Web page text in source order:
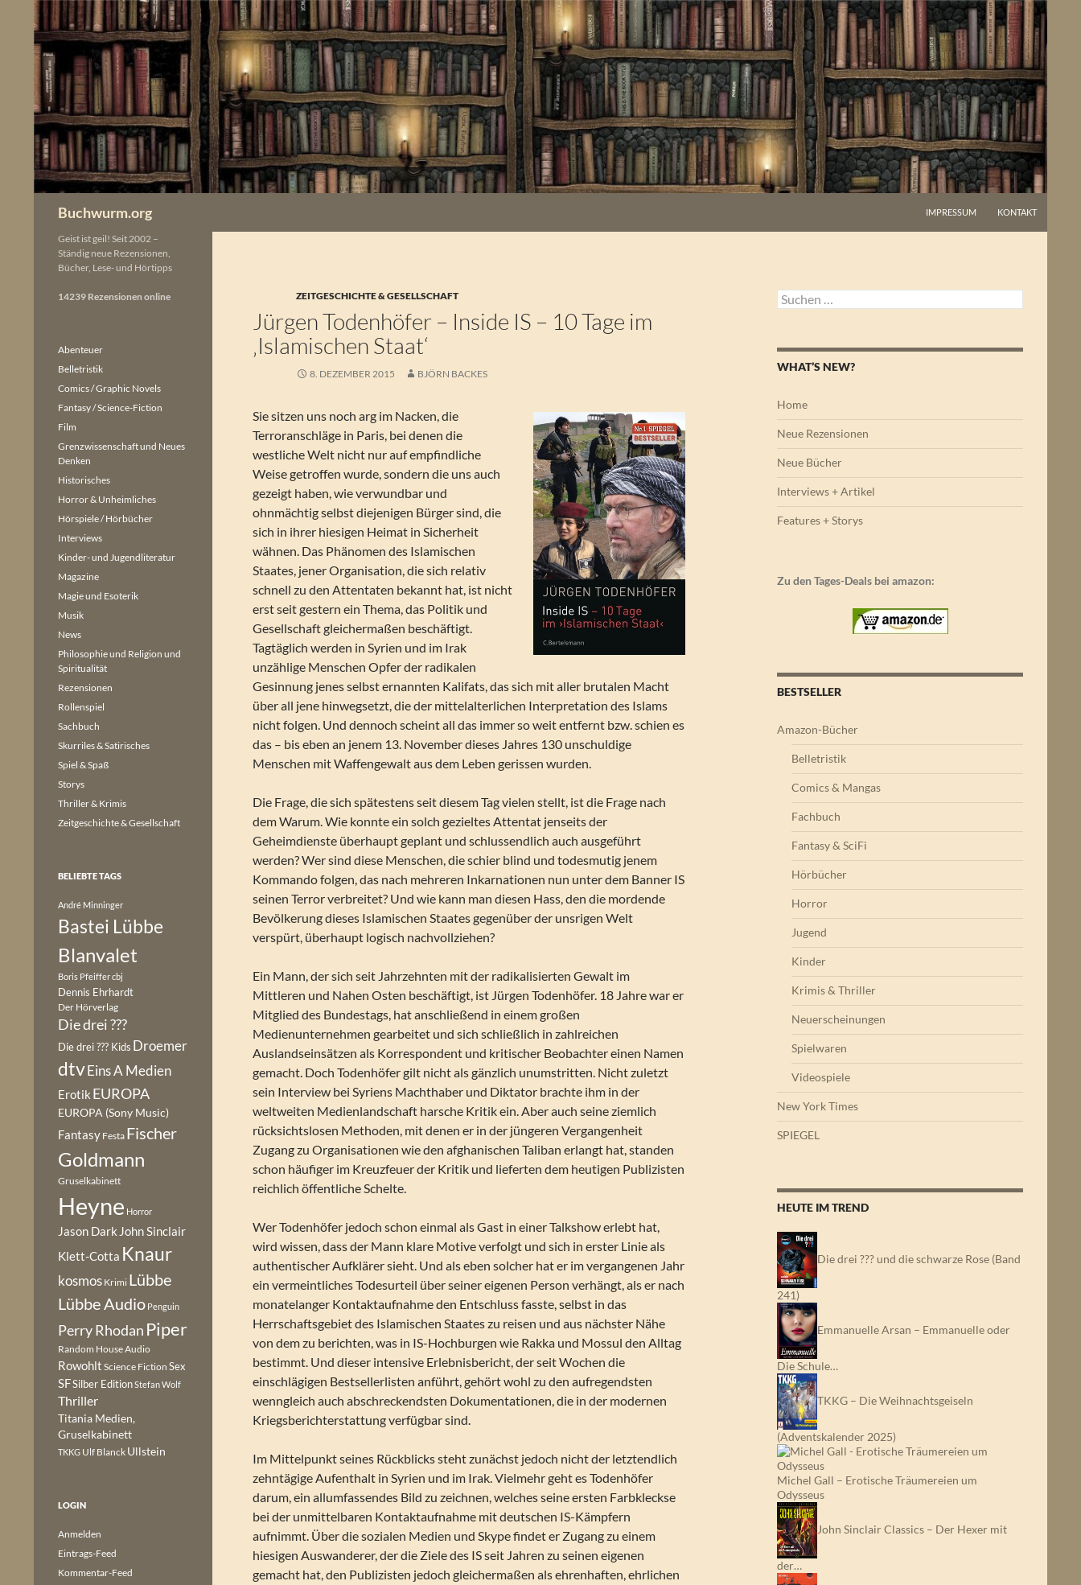
springen
Buchwurm.org IMPRESSUM KONTAKT
ZEITGESCHICHTE & GESELLSCHAFT
Jürgen Todenhöfer – Inside IS – 10 Tage im
‚Islamischen Staat‘
8. DEZEMBER 2015 BJÖRN BACKES
Sie sitzen uns noch arg im Nacken, die
Terroranschläge in Paris, bei denen die
westliche Welt nicht nur auf empfindliche
Weise getroffen wurde, sondern die uns auch
gezeigt haben, wie verwundbar und
ohnmächtig selbst diejenigen Bürger sind, die
sich in ihrer hiesigen Heimat in Sicherheit
wähnen. Das Phänomen des Islamischen
Staates, jener Organisation, die sich relativ
schnell zu den Attentaten bekannt hat, ist nicht
erst seit gestern ein Thema, das Politik und
Gesellschaft gleichermaßen beschäftigt.
Tagtäglich werden in Syrien und im Irak
unzählige Menschen Opfer der radikalen
Gesinnung jenes selbst ernannten Kalifats, das sich mit aller brutalen Macht
über all jene hinwegsetzt, die der mittelalterlichen Interpretation des Islams
nicht folgen. Und dennoch scheint all das immer so weit entfernt bzw. schien es
das – bis eben an jenem 13. November dieses Jahres 130 unschuldige
Menschen mit Waffengewalt aus dem Leben gerissen wurden.
Die Frage, die sich spätestens seit diesem Tag vielen stellt, ist die Frage nach
dem Warum. Wie konnte ein solch gezieltes Attentat jenseits der
Geheimdienste überhaupt geplant und schlussendlich auch ausgeführt
werden? Wer sind diese Menschen, die schier blind und todesmutig jenem
Kommando folgen, das nach mehreren Inkarnationen nun unter dem Banner IS
seinen Terror verbreitet? Und wie kann man diesen Hass, den die mordende
Bevölkerung dieses Islamischen Staates gegenüber der unsrigen Welt
verspürt, überhaupt logisch nachvollziehen?
Ein Mann, der sich seit Jahrzehnten mit der radikalisierten Gewalt im
Mittleren und Nahen Osten beschäftigt, ist Jürgen Todenhöfer. 18 Jahre war er
Mitglied des Bundestags, hat anschließend in einem großen
Medienunternehmen gearbeitet und sich schließlich in zahlreichen
Auslandseinsätzen als Korrespondent und kritischer Beobachter einen Namen
gemacht. Doch Todenhöfer gilt nicht als gänzlich unumstritten. Nicht zuletzt
sein Interview bei Syriens Machthaber und Diktator brachte ihm in der
weltweiten Medienlandschaft harsche Kritik ein. Aber auch seine ziemlich
rücksichtslosen Methoden, mit denen er in der jüngeren Vergangenheit
Zugang zu Organisationen wie den afghanischen Taliban erlangt hat, standen
schon häufiger im Kreuzfeuer der Kritik und lieferten dem heutigen Publizisten
reichlich öffentliche Schelte.
Wer Todenhöfer jedoch schon einmal als Gast in einer Talkshow erlebt hat,
wird wissen, dass der Mann klare Motive verfolgt und sich in erster Linie als
authentischer Aufklärer sieht. Und als eben solcher hat er im vergangenen Jahr
ein vermeintliches Todesurteil über seiner eigenen Person verhängt, als er nach
monatelanger Kontaktaufnahme den Entschluss fasste, selbst in das
Herrschaftsgebiet des Islamischen Staates zu reisen und aus nächster Nähe
von dem zu berichten, was in IS-Hochburgen wie Rakka und Mossul den Alltag
bestimmt. Und dieser intensive Erlebnisbericht, der seit Wochen die
einschlägigen Bestsellerlisten anführt, gehört wohl zu den aufregendsten
wenngleich auch abschreckendsten Dokumentationen, die in der modernen
Kriegsberichterstattung verfügbar sind.
Im Mittelpunkt seines Rückblicks steht zunächst jedoch nicht der letztendlich
zehntägige Aufenthalt in Syrien und im Irak. Vielmehr geht es Todenhöfer
darum, ein allumfassendes Bild zu zeichnen, welches seine ersten Farbkleckse
bei der unmittelbaren Kontaktaufnahme mit deutschen IS-Kämpfern
aufnimmt. Über die sozialen Medien und Skype findet er Zugang zu einem
hiesigen Auswanderer, der die Ziele des IS seit Jahren zu seinen eigenen
gemacht hat, den Publizisten jedoch gleichermaßen als ehrenhaften, ehrlichen
Suchen
nach:
WHAT’S NEW?
Home
Neue Rezensionen
Neue Bücher
Interviews + Artikel
Features + Storys
Zu den Tages-Deals bei amazon:
BESTSELLER
Amazon-Bücher
Belletristik
Comics & Mangas
Fachbuch
Fantasy & SciFi
Hörbücher
Horror
Jugend
Kinder
Krimis & Thriller
Neuerscheinungen
Spielwaren
Videospiele
New York Times
SPIEGEL
HEUTE IM TREND
Die drei ??? und die schwarze Rose (Band
241)
Emmanuelle Arsan – Emmanuelle oder
Die Schule…
TKKG – Die Weihnachtsgeiseln
(Adventskalender 2025)
Michel Gall – Erotische Träumereien um
Odysseus
John Sinclair Classics – Der Hexer mit
der…
Geist ist geil! Seit 2002 –
Ständig neue Rezensionen,
Bücher, Lese- und Hörtipps
14239 Rezensionen online
Abenteuer
Belletristik
Comics / Graphic Novels
Fantasy / Science-Fiction
Film
Grenzwissenschaft und Neues
Denken
Historisches
Horror & Unheimliches
Hörspiele / Hörbücher
Interviews
Kinder- und Jugendliteratur
Magazine
Magie und Esoterik
Musik
News
Philosophie und Religion und
Spiritualität
Rezensionen
Rollenspiel
Sachbuch
Skurriles & Satirisches
Spiel & Spaß
Storys
Thriller & Krimis
Zeitgeschichte & Gesellschaft
BELIEBTE TAGS
André Minninger
Bastei Lübbe
Blanvalet
Boris Pfeiffercbj
Dennis Ehrhardt
Der Hörverlag
Die drei ???
Die drei ??? Kids Droemer
dtvEins A Medien
Erotik EUROPA
EUROPA (Sony Music)
Fantasy Festa Fischer
Goldmann
Gruselkabinett
Heyne Horror
Jason Dark John Sinclair
Klett-Cotta Knaur
kosmos Krimi Lübbe
Lübbe Audio Penguin
Perry Rhodan Piper
Random House Audio
Rowohlt Science Fiction Sex
SFSilber EditionStefan Wolf
Thriller
Titania Medien,
Gruselkabinett
TKKG Ulf Blanck Ullstein
LOGIN
Anmelden
Eintrags-Feed
Kommentar-Feed